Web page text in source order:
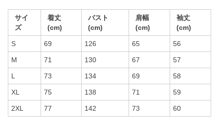
サイ
ズ
着丈
(cm)
バスト
(cm)
肩幅
(cm)
袖丈
(cm)
S 69 126 65 56
M 71 130 67 57
L 73 134 69 58
XL 75 138 71 59
2XL 77 142 73 60